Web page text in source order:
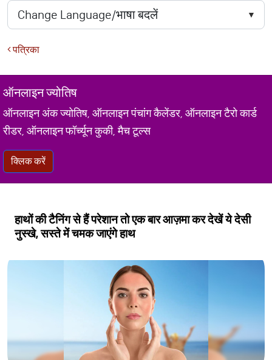
पत्रिका
ऑनलाइन ज्योतिष
ऑनलाइन अंक ज्योतिष, ऑनलाइन पंचांग कैलेंडर, ऑनलाइन टैरो कार्ड
रीडर, ऑनलाइन फॉर्च्यून कुकी, मैच टूल्स
क्लिक करें
हाथों की टैनिंग से हैं परेशान तो एक बार आज़मा कर देखें ये देसी
नुस्खे, सस्ते में चमक जाएंगे हाथ